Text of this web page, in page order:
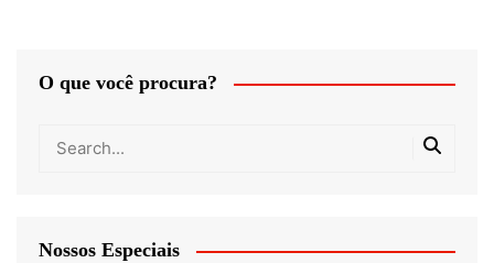
O que você procura?
Nossos Especiais